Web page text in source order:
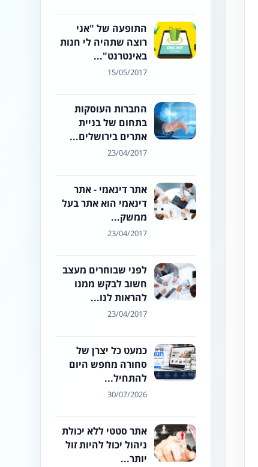
התופעה של "אני
רוצה שתהיה לי חנות
באינטרנט"...
15/05/2017
החברות העוסקות
בתחום של בניית
אתרים בירושלים...
23/04/2017
אתר דינאמי - אתר
דינאמי הוא אתר בעל
ממשק...
23/04/2017
לפני שבוחרים מעצב
חשוב לבקש ממנו
להראות לנו...
23/04/2017
כמעט כל יצרן של
סחורה מחפש היום
להתחיל...
30/07/2026
אתר סטטי ללא יכולת
ניהול יכול להיות זול
יותר...